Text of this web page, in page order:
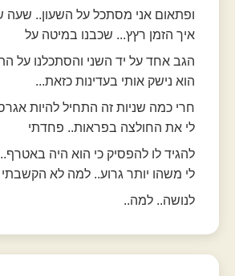
ופתאום אני מסתכל על השעון.. שעה
איך הזמן רץץ... שכבנו במיטה על
הגב אחד על יד השני והסתכלנו על
הוא נישק אותי בעדינות כזאת...
חרי כמה שניות זה התחיל להיות
לי את החולצה בפראות.. פחדתי
להגיד לו להפסיק כי הוא היה
לי משהו יותר גרוע.. למה לא הקשבתי
לנושה.. למה..